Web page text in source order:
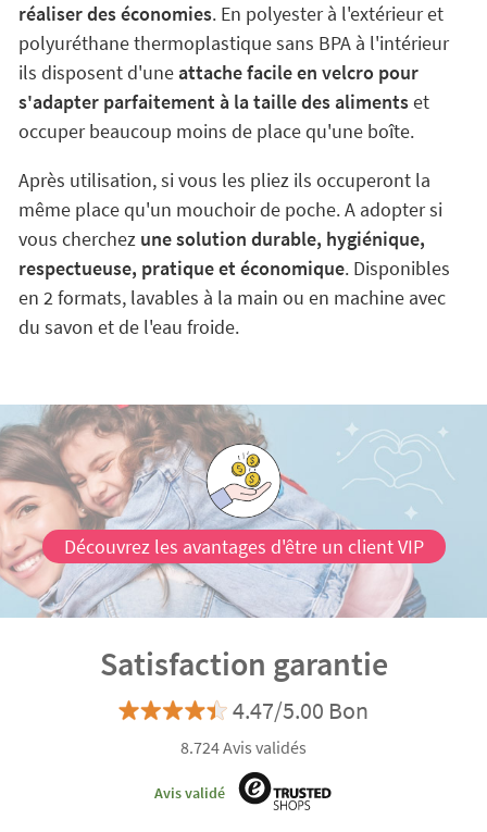
réaliser des économies. En polyester à l'extérieur et
polyuréthane thermoplastique sans BPA à l'intérieur
ils disposent d'uneattache facile en velcro pour
s'adapter parfaitement à la taille des alimentset
occuper beaucoup moins de place qu'une boîte.
Après utilisation, si vous les pliez ils occuperont la
même place qu'un mouchoir de poche. A adopter si
vous cherchezune solution durable, hygiénique,
respectueuse, pratique et économique. Disponibles
en 2 formats, lavables à la main ou en machine avec
du savon et de l'eau froide.
Découvrez les avantages d'être un client VIP
Satisfaction garantie
4.47/5.00 Bon
8.724 Avis validés
Avis validé